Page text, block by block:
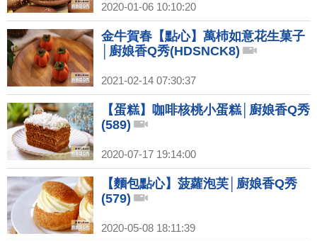
2020-01-06 10:10:20
金牛賀春【點心】萬杮如意花生菓子
│廚娘香Q秀(HDSNCK8)
2021-02-14 07:30:37
【蛋糕】咖啡核桃小蛋糕│廚娘香Q秀
(589)
2020-07-17 19:14:00
【麵包點心】菠蘿泡芙│廚娘香Q秀
(579)
2020-05-08 18:11:39